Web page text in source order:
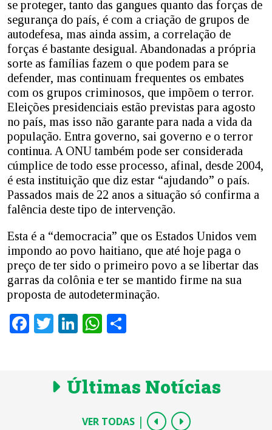
se proteger, tanto das gangues quanto das forças de
segurança do país, é com a criação de grupos de
autodefesa, mas ainda assim, a correlação de
forças é bastante desigual. Abandonadas a própria
sorte as famílias fazem o que podem para se
defender, mas continuam frequentes os embates
com os grupos criminosos, que impõem o terror.
Eleições presidenciais estão previstas para agosto
no país, mas isso não garante para nada a vida da
população. Entra governo, sai governo e o terror
continua. A ONU também pode ser considerada
cúmplice de todo esse processo, afinal, desde 2004,
é esta instituição que diz estar “ajudando” o país.
Passados mais de 22 anos a situação só confirma a
falência deste tipo de intervenção.
Esta é a “democracia” que os Estados Unidos vem
impondo ao povo haitiano, que até hoje paga o
preço de ter sido o primeiro povo a se libertar das
garras da colônia e ter se mantido firme na sua
proposta de autodeterminação.
Facebook
TwitterLinkedInWhatsApp
Últimas Notícias
VER TODAS |